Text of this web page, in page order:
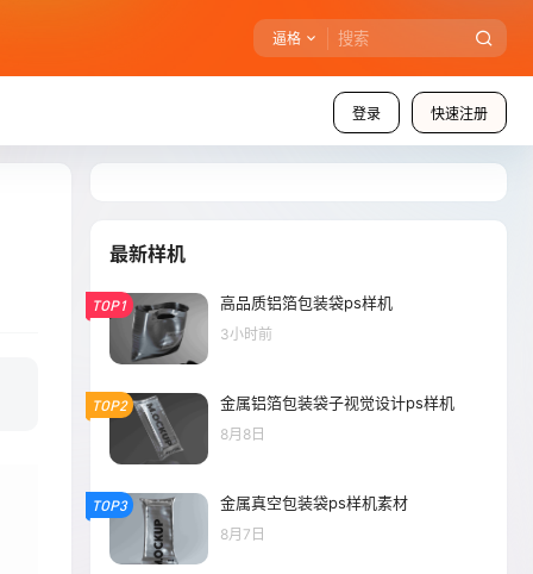
逼格
登录 快速注册
最新样机
TOP1 高品质铝箔包装袋ps样机
3小时前
TOP2 金属铝箔包装袋子视觉设计ps样机
8月8日
TOP3 金属真空包装袋ps样机素材
8月7日